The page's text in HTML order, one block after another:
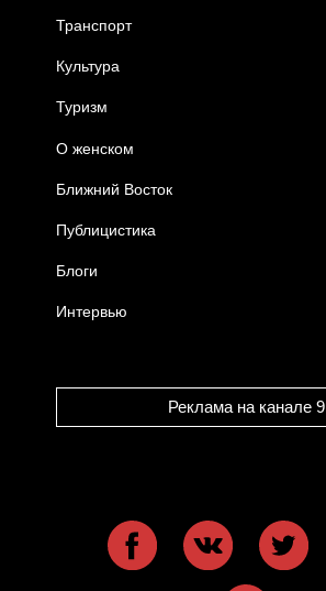
Транспорт
Культура
Туризм
О женском
Ближний Восток
Публицистика
Блоги
Интервью
Реклама на канале 9